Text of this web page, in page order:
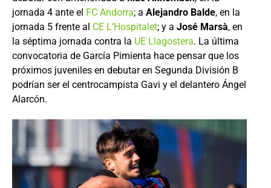
jornada 4 ante el FC Andorra; a Alejandro Balde, en la
jornada 5 frente al CE L’Hospitalet; y a José Marsà, en
la séptima jornada contra la UE Llagostera. La última
convocatoria de García Pimienta hace pensar que los
próximos juveniles en debutar en Segunda División B
podrían ser el centrocampista Gavi y el delantero Ángel
Alarcón.